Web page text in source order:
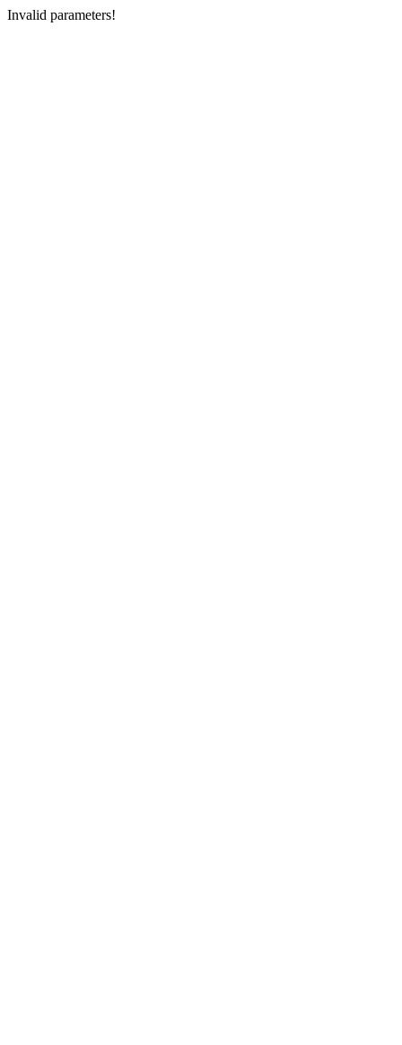
Invalid parameters!